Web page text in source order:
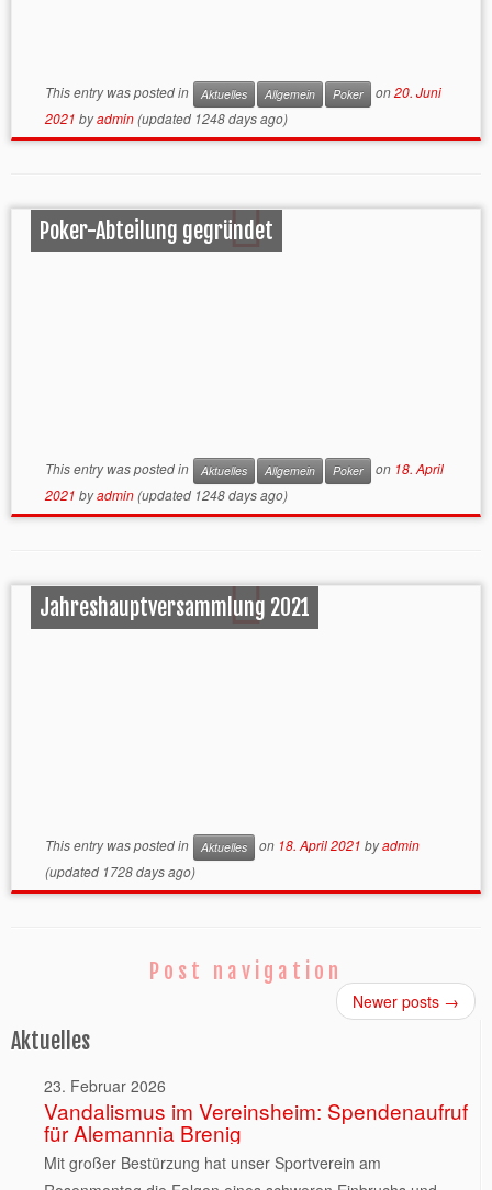
This entry was posted in Aktuelles Allgemein Poker on20. Juni
2021 byadmin(updated 1248 days ago)
Poker-Abteilung gegründet
This entry was posted in Aktuelles Allgemein Poker on 18. April
2021 byadmin(updated 1248 days ago)
Jahreshauptversammlung 2021
This entry was posted in Aktuelles on 18. April 2021 byadmin
(updated 1728 days ago)
Post navigation
Newer posts →
Aktuelles
23. Februar 2026
Vandalismus im Vereinsheim: Spendenaufruf
für Alemannia Brenig
Mit großer Bestürzung hat unser Sportverein am